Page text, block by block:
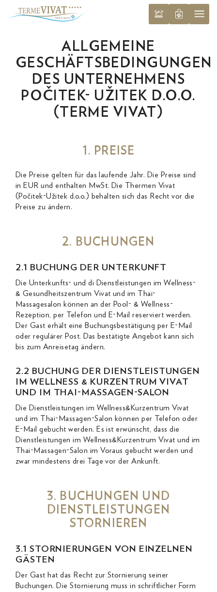
ALLGEMEINE
GESCHÄFTSBEDINGUNGEN
DES UNTERNEHMENS
POČITEK- UŽITEK D.O.O.
(TERME VIVAT)
1. PREISE
Die Preise gelten für das laufende Jahr. Die Preise sind
in EUR und enthalten MwSt. Die Thermen Vivat
(Počitek-Užitek d.o.o.) behalten sich das Recht vor die
Preise zu ändern.
2. BUCHUNGEN
2.1 BUCHUNG DER UNTERKUNFT
Die Unterkunfts- und di Dienstleistungen im Wellness-
& Gesundheitszentrum Vivat und im Thai-
Massagesalon können an der Pool- & Wellness-
Rezeption, per Telefon und E-Mail reserviert werden.
Der Gast erhält eine Buchungsbestätigung per E-Mail
oder regulärer Post. Das bestätigte Angebot kann sich
bis zum Anreisetag ändern.
2.2 BUCHUNG DER DIENSTLEISTUNGEN
IM WELLNESS & KURZENTRUM VIVAT
UND IM THAI-MASSAGEN-SALON
Die Dienstleistungen im Wellness&Kurzentrum Vivat
und im Thai-Massagen-Salon können per Telefon oder
E-Mail gebucht werden. Es ist erwünscht, dass die
Dienstleistungen im Wellness&Kurzentrum Vivat und im
Thai-Massagen-Salon im Voraus gebucht werden und
zwar mindestens drei Tage vor der Ankunft.
3. BUCHUNGEN UND
DIENSTLEISTUNGEN
STORNIEREN
3.1 STORNIERUNGEN VON EINZELNEN
GÄSTEN
Der Gast hat das Recht zur Stornierung seiner
Buchungen. Die Stornierung muss in schriftlicher Form